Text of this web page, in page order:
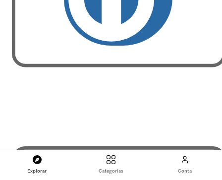
Explorar Categorias Conta